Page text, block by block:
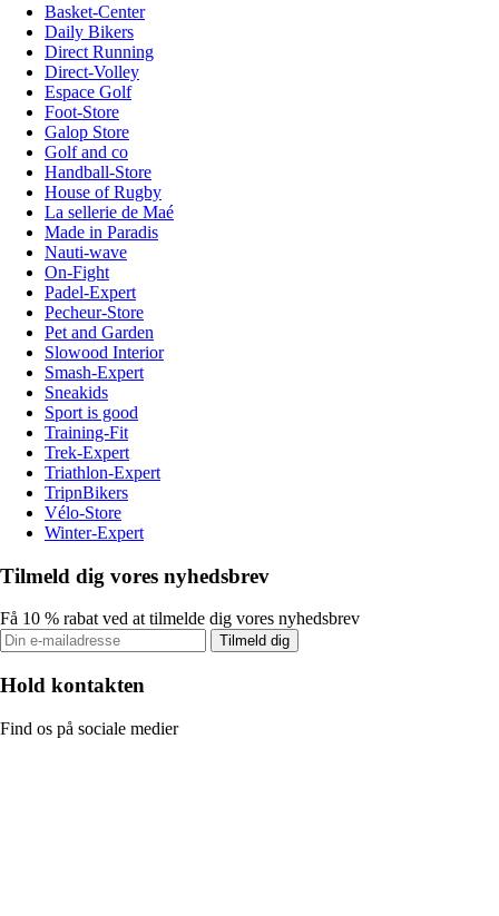
Basket-Center
Daily Bikers
Direct Running
Direct-Volley
Espace Golf
Foot-Store
Galop Store
Golf and co
Handball-Store
House of Rugby
La sellerie de Maé
Made in Paradis
Nauti-wave
On-Fight
Padel-Expert
Pecheur-Store
Pet and Garden
Slowood Interior
Smash-Expert
Sneakids
Sport is good
Training-Fit
Trek-Expert
Triathlon-Expert
TripnBikers
Vélo-Store
Winter-Expert
Tilmeld dig vores nyhedsbrev
Få 10 % rabat ved at tilmelde dig vores nyhedsbrev
Tilmeld dig
Hold kontakten
Find os på sociale medier